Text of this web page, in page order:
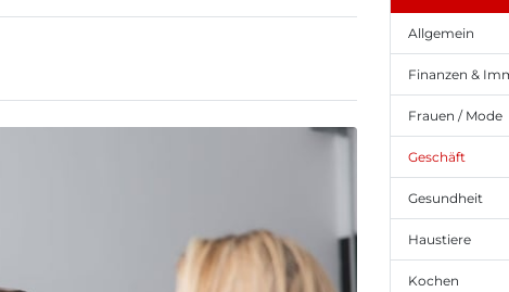
Allgemein
Finanzen &
Frauen / Mode
Geschäft
Gesundheit
Haustiere
Kochen